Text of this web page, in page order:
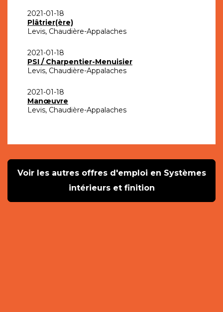
2021-01-18
Plâtrier(ère)
Levis, Chaudière-Appalaches
2021-01-18
PSI / Charpentier-Menuisier
Levis, Chaudière-Appalaches
2021-01-18
Manœuvre
Levis, Chaudière-Appalaches
Voir les autres offres d'emploi en Systèmes
intérieurs et finition